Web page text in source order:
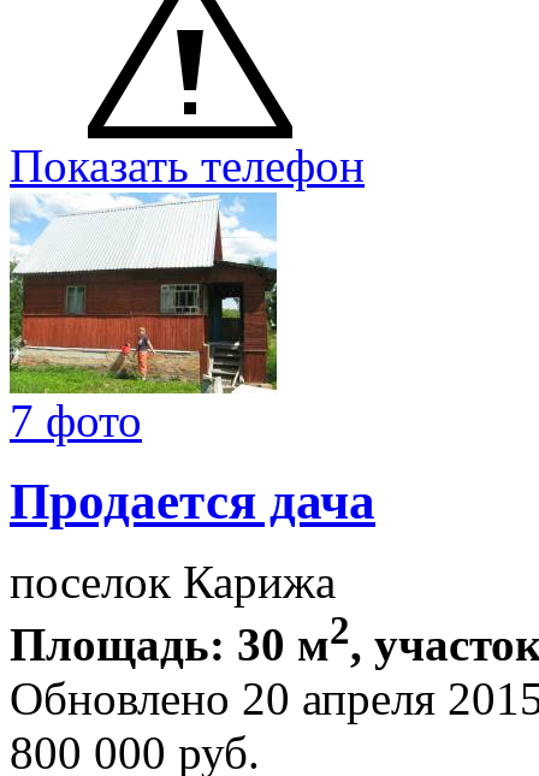
Показать телефон
7 фото
Продается дача
поселок Карижа
Площадь: 30 м2,
Обновлено 20 апреля
800 000 руб.